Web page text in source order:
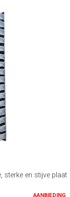
sterke en stijve plaat
AANBIEDING